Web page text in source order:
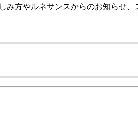
み方やルネサンスからのお知らせ